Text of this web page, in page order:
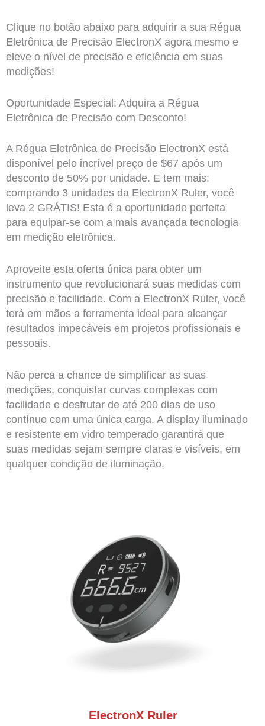
Clique no botão abaixo para adquirir a sua Régua
Eletrônica de Precisão ElectronX agora mesmo e
eleve o nível de precisão e eficiência em suas
medições!
Oportunidade Especial: Adquira a Régua
Eletrônica de Precisão com Desconto!
A Régua Eletrônica de Precisão ElectronX está
disponível pelo incrível preço de $67 após um
desconto de 50% por unidade. E tem mais:
comprando 3 unidades da ElectronX Ruler, você
leva 2 GRÁTIS! Esta é a oportunidade perfeita
para equipar-se com a mais avançada tecnologia
em medição eletrônica.
Aproveite esta oferta única para obter um
instrumento que revolucionará suas medidas com
precisão e facilidade. Com a ElectronX Ruler, você
terá em mãos a ferramenta ideal para alcançar
resultados impecáveis em projetos profissionais e
pessoais.
Não perca a chance de simplificar as suas
medições, conquistar curvas complexas com
facilidade e desfrutar de até 200 dias de uso
contínuo com uma única carga. A display iluminado
e resistente em vidro temperado garantirá que
suas medidas sejam sempre claras e visíveis, em
qualquer condição de iluminação.
ElectronX Ruler